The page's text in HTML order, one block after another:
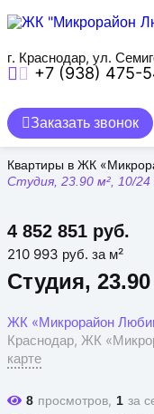
содержанию
г. Краснодар, ул.
+7 (938) 475-
Заказать звонок
Квартиры в ЖК
Студия, 23.90 м², 10/
Студия,
4 852 851 руб.
ЖК «Микрорайон
Краснодар, ЖК
карте
210 993 руб. за м²
8 просмотров, 1 за